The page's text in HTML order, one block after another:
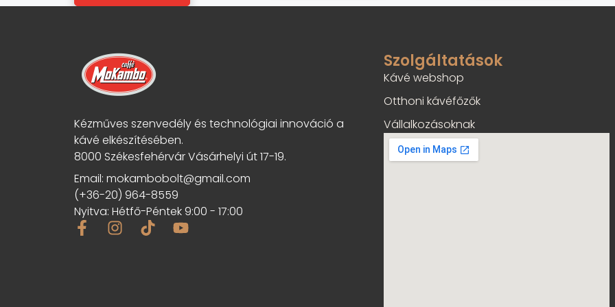
-
ő
ő
Kézműves szenvedély és technológiai innováció a
kávé elkészítésében.
8000 Székesfehérvár Vásárhelyi út 17-19.
Email: mokambobolt@gmail.com
(+36-20) 964-8559
Nyitva: Hétfő-Péntek 9:00 - 17:00
Szolgáltatások
Kávé webshop
Otthoni kávéfőzők
Vállalkozásoknak